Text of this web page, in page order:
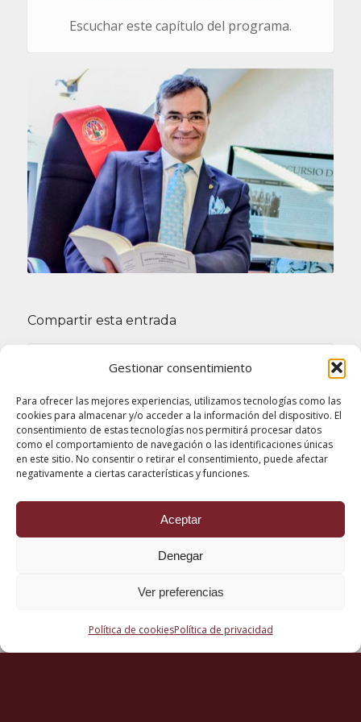
Gestionar consentimiento
Para ofrecer las mejores experiencias, utilizamos tecnologías como las
cookies para almacenar y/o acceder a la información del dispositivo. El
consentimiento de estas tecnologías nos permitirá procesar datos
como el comportamiento de navegación o las identificaciones únicas
en este sitio. No consentir o retirar el consentimiento, puede afectar
negativamente a ciertas características y funciones.
Aceptar
Denegar
Ver preferencias
Política de cookiesPolítica de privacidad
Escuchar este capítulo del programa.
Compartir esta entrada
ESCUCHA OTROS
CAPÍTULOS DE NUESTRO
PODCAST